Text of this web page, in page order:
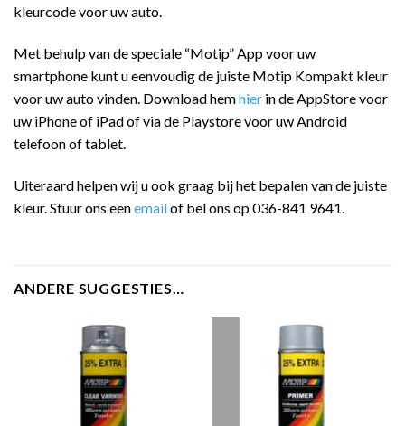
kleurcode voor uw auto.
Met behulp van de speciale “Motip” App voor uw
smartphone kunt u eenvoudig de juiste Motip Kompakt kleur
voor uw auto vinden. Download hemhier in de AppStore voor
uw iPhone of iPad of via de Playstore voor uw Android
telefoon of tablet.
Uiteraard helpen wij u ook graag bij het bepalen van de juiste
kleur. Stuur ons eenemailof bel ons op 036-841 9641.
ANDERE SUGGESTIES…